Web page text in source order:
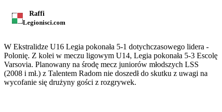
Raffi
Legionisci.com
W Ekstralidze U16 Legia pokonała 5-1 dotychczasowego lidera -
Polonię. Z kolei w meczu ligowym U14, Legia pokonała 5-3 Escolę
Varsovia. Planowany na środę mecz juniorów młodszych LSS
(2008 i mł.) z Talentem Radom nie doszedł do skutku z uwagi na
wycofanie się drużyny gości z rozgrywek.